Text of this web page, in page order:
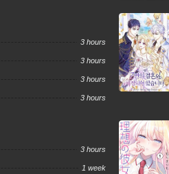
3 hours
3 hours
3 hours
3 hours
3 hours
1 week